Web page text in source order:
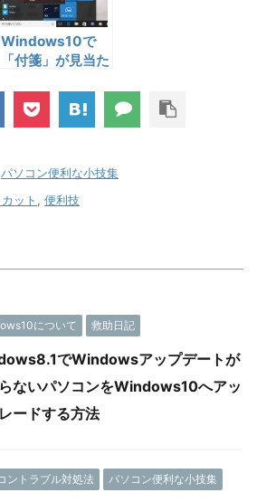
Windows10で
「付箋」が見当た
パソコン便利な小技集
ット , 便利技
について 救助日記
でWindowsアップデートが
ないパソコンをWindows10へアッ
ードする方法
ントラブル対処法 パソコン便利な小技集